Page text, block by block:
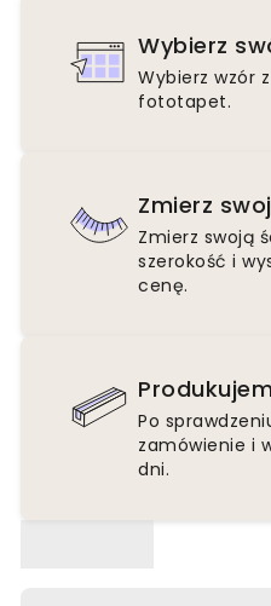
Wybierz
Wybierz wzór
fototapet.
Zmierz
Zmierz swoją
szerokość i
cenę.
Po
zamówienie i
dni.